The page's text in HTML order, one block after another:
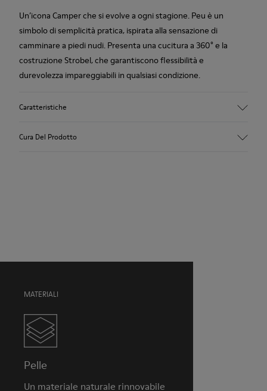
Un’icona Camper che si evolve a ogni stagione. Peu è un
simbolo di semplicità pratica, ispirata alla sensazione di
camminare a piedi nudi. Presenta una cucitura a 360° e la
costruzione Strobel, che garantiscono flessibilità e
durevolezza impareggiabili in qualsiasi condizione.
Caratteristiche
Cura Del Prodotto
MATERIALI
Pelle
Un materiale naturale rinnovabile